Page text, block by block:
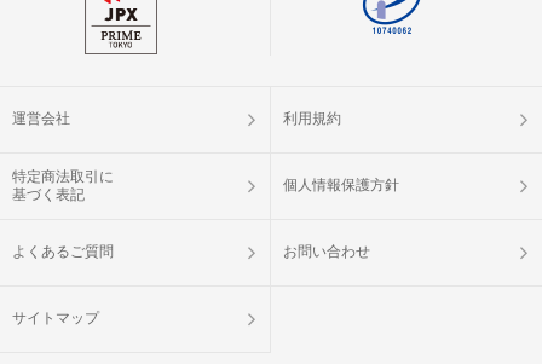
運営会社 利用規約
特定商法取引に
基づく表記
個人情報保護方針
よくあるご質問 お問い合わせ
サイトマップ